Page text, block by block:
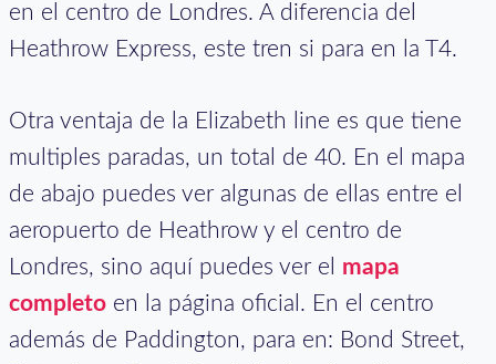
en el centro de Londres. A diferencia del
Heathrow Express, este tren si para en la T4.
Otra ventaja de la Elizabeth line es que tiene
multiples paradas, un total de 40. En el mapa
de abajo puedes ver algunas de ellas entre el
aeropuerto de Heathrow y el centro de
Londres, sino aquí puedes ver el mapa
completo en la página oficial. En el centro
además de Paddington, para en: Bond Street,